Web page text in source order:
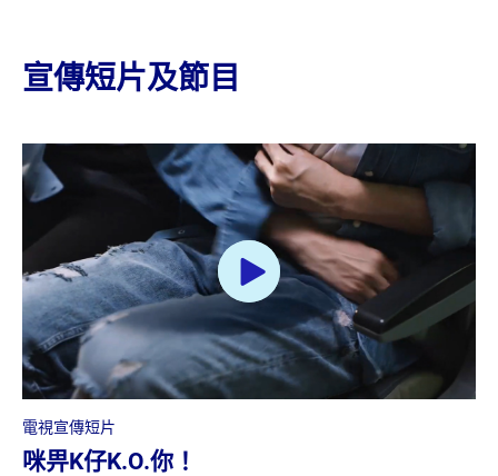
宣傳短片及節目
電視宣傳短片
咪畀K仔K.O.你！